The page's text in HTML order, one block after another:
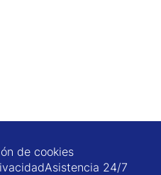
de cookies
Asistencia 24/7